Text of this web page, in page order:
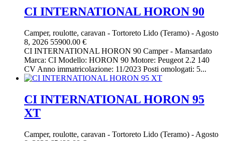
CI INTERNATIONAL HORON 90
Camper, roulotte, caravan - Tortoreto Lido (Teramo) - Agosto
8, 2026 55900.00 €
CI INTERNATIONAL HORON 90 Camper - Mansardato
Marca: CI Modello: HORON 90 Motore: Peugeot 2.2 140
CV Anno immatricolazione: 11/2023 Posti omologati: 5...
CI INTERNATIONAL HORON 95
XT
Camper, roulotte, caravan - Tortoreto Lido (Teramo) - Agosto